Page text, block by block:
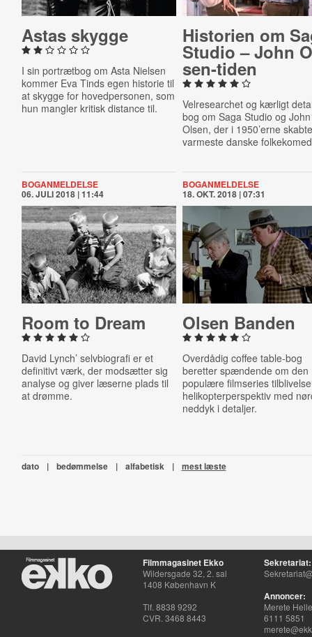
Astas skygge
I sin portrætbog om Asta Nielsen
kommer Eva Tinds egen historie til
at skygge for hovedpersonen, som
hun mangler kritisk distance til.
Historien om
Studio – John
sen-​ti­den
Velresearchet og kærligt
bog om Saga Studio og John
Olsen, der i 1950’erne
varmeste danske
BOGANMELDELSE
06. JULI 2018 | 11:44
Room to Dream
David Lynch’ selvbiografi er et
definitivt værk, der modsætter sig
analyse og giver læserne plads til
at drømme.
BOGANMELDELSE
18. OKT. 2018 | 07:31
Olsen Banden
Overdådig coffee table-bog
beretter spændende om den
populære filmseries
helikopterperspektiv med
neddyk i detaljer.
dato | bedømmelse | alfabetisk | mest læste
Filmmagasinet Ekko
Wildersgade 32, 2. sal
1408 København K
Tlf. 8838 9292
CVR. 3468 8443
Sekretariat:
Annoncer:
Merete
6111 5851